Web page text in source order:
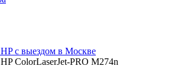
с выездом в Москве
ColorLaserJet-PRO M274n